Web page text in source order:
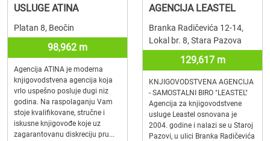
USLUGE ATINA
Platan 8, Beočin
98,962 m
Agencija ATINA je moderna
knjigovodstvena agencija koja
vrlo uspešno posluje dugi niz
godina. Na raspolaganju Vam
stoje kvalifikovane, stručne i
iskusne knjigovođe koje uz
zagarantovanu diskreciju pru...
AGENCIJA LEASTEL
Branka Radičevića 12-14,
Lokal br. 8, Stara Pazova
129,617 m
KNJIGOVODSTVENA AGENCIJA
- SAMOSTALNI BIRO "LEASTEL"
Agencija za knjigovodstvene
usluge Leastel osnovana je
2004. godine i nalazi se u Staroj
Pazovi, u ulici Branka Radičevića